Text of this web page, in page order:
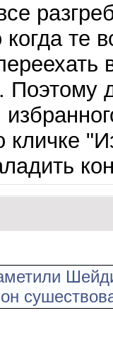
те
Поэтому
кличке